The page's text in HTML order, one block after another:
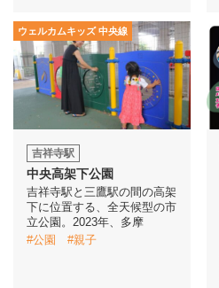
ウェルカムキッズ 中央線
吉祥寺駅
中央高架下公園
吉祥寺駅と三鷹駅の間の高架
下に位置する、全天候型の市
立公園。2023年、多摩
#公園
#親子